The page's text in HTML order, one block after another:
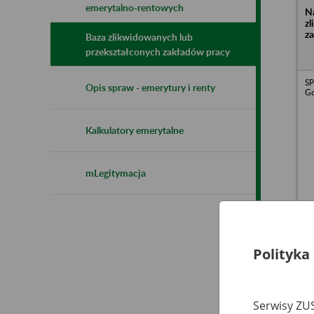
emerytalno-rentowych
Baza zlikwidowanych lub
przekształconych zakładów pracy
Opis spraw - emerytury i renty
Kalkulatory emerytalne
mLegitymacja
-
Polityka
Serwisy